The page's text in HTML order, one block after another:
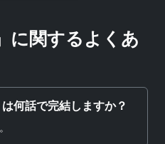
に関するよくあ
何話で完結しますか？